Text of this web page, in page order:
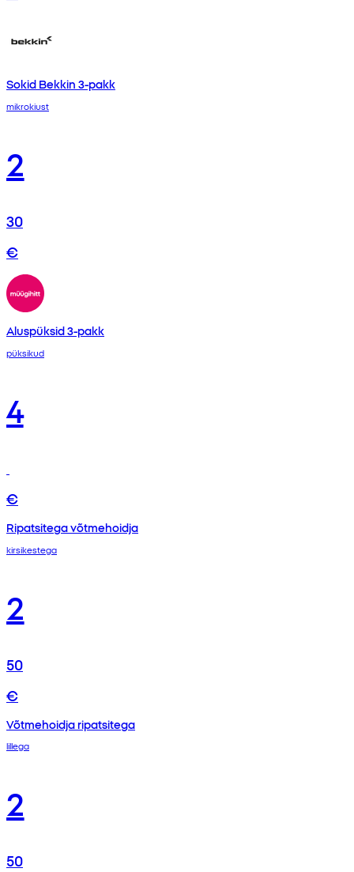
Sokid Bekkin 3-pakk
mikrokiust
2
30
€
Aluspüksid 3-pakk
püksikud
4
€
Ripatsitega võtmehoidja
kirsikestega
2
50
€
Võtmehoidja ripatsitega
lillega
2
50